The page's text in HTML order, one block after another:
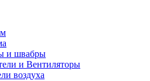
и швабры
и Вентиляторы
воздуха